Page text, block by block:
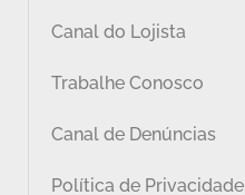
Canal do Lojista
Trabalhe Conosco
Canal de Denúncias
Política de Privacidade